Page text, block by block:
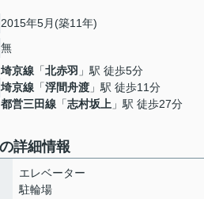
2015年5月(築11年)
無
埼京線 「北赤羽 」駅 徒歩5分
埼京線 「浮間舟渡 」駅 徒歩11分
都営三田線 「志村坂上 」駅 徒歩27分
詳細情報
エレベーター
駐輪場